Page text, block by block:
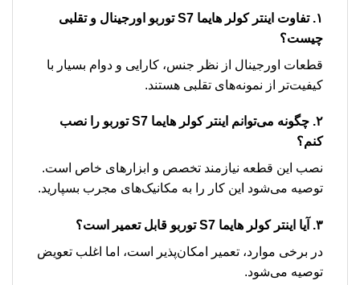
۱. تفاوت اینتر کولر هایما S7 توربو اورجینال و تقلبی
چیست؟
قطعات اورجینال از نظر جنس، کارایی و دوام بسیار با
کیفیت‌تر از نمونه‌های تقلبی هستند.
۲. چگونه می‌توانم اینتر کولر هایما S7 توربو را نصب
کنم؟
نصب این قطعه نیازمند تخصص و ابزارهای خاص است.
توصیه می‌شود این کار را به مکانیک‌های مجرب بسپارید.
۳. آیا اینتر کولر هایما S7 توربو قابل تعمیر است؟
در برخی موارد، تعمیر امکان‌پذیر است، اما اغلب تعویض
توصیه می‌شود.